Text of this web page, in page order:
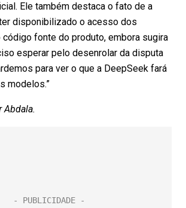
Ele também destaca o fato de a
disponibilizado o acesso dos
fonte do produto, embora sugira
esperar pelo desenrolar da disputa
para ver o que a DeepSeek fará
modelos.”
Abdala.